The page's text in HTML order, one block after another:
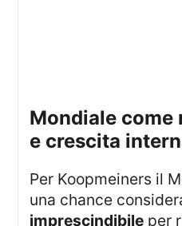
mondiale come rilancio: fiducia
e crescita
Per Koopmeiners il Mondiale rappresenta
una chance
imprescindibile per